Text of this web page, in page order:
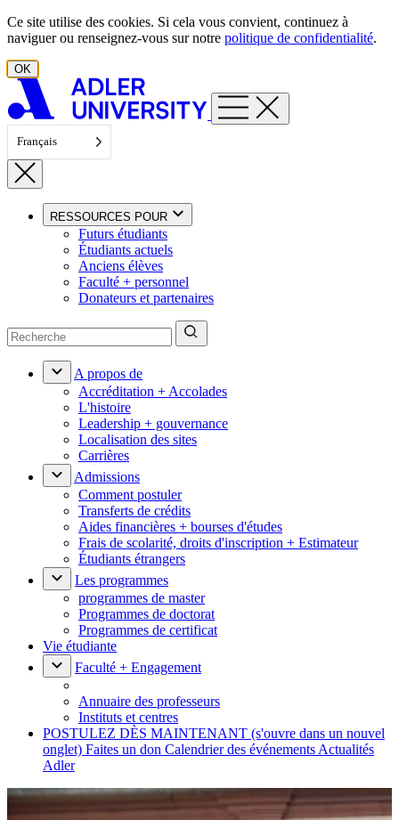
Aller au contenu
Ce site utilise des cookies. Si cela vous convient, continuez à
naviguer ou renseignez-vous sur notre politique de confidentialité.
OK
Français
RESSOURCES POUR
Futurs étudiants
Étudiants actuels
Anciens élèves
Faculté + personnel
Donateurs et partenaires
A propos de
Accréditation + Accolades
L'histoire
Leadership + gouvernance
Localisation des sites
Carrières
Admissions
Comment postuler
Transferts de crédits
Aides financières + bourses d'études
Frais de scolarité, droits d'inscription + Estimateur
Étudiants étrangers
Les programmes
programmes de master
Programmes de doctorat
Programmes de certificat
Vie étudiante
Faculté + Engagement
Annuaire des professeurs
Instituts et centres
POSTULEZ DÈS MAINTENANT (s'ouvre dans un nouvel
onglet) Faites un don Calendrier des événements Actualités
Adler